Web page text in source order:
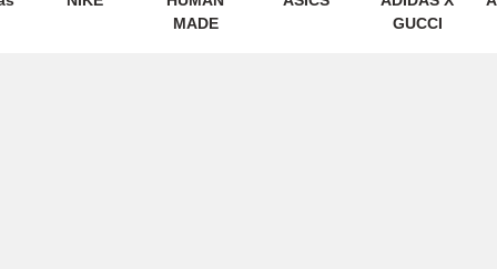
MADE
GUCCI